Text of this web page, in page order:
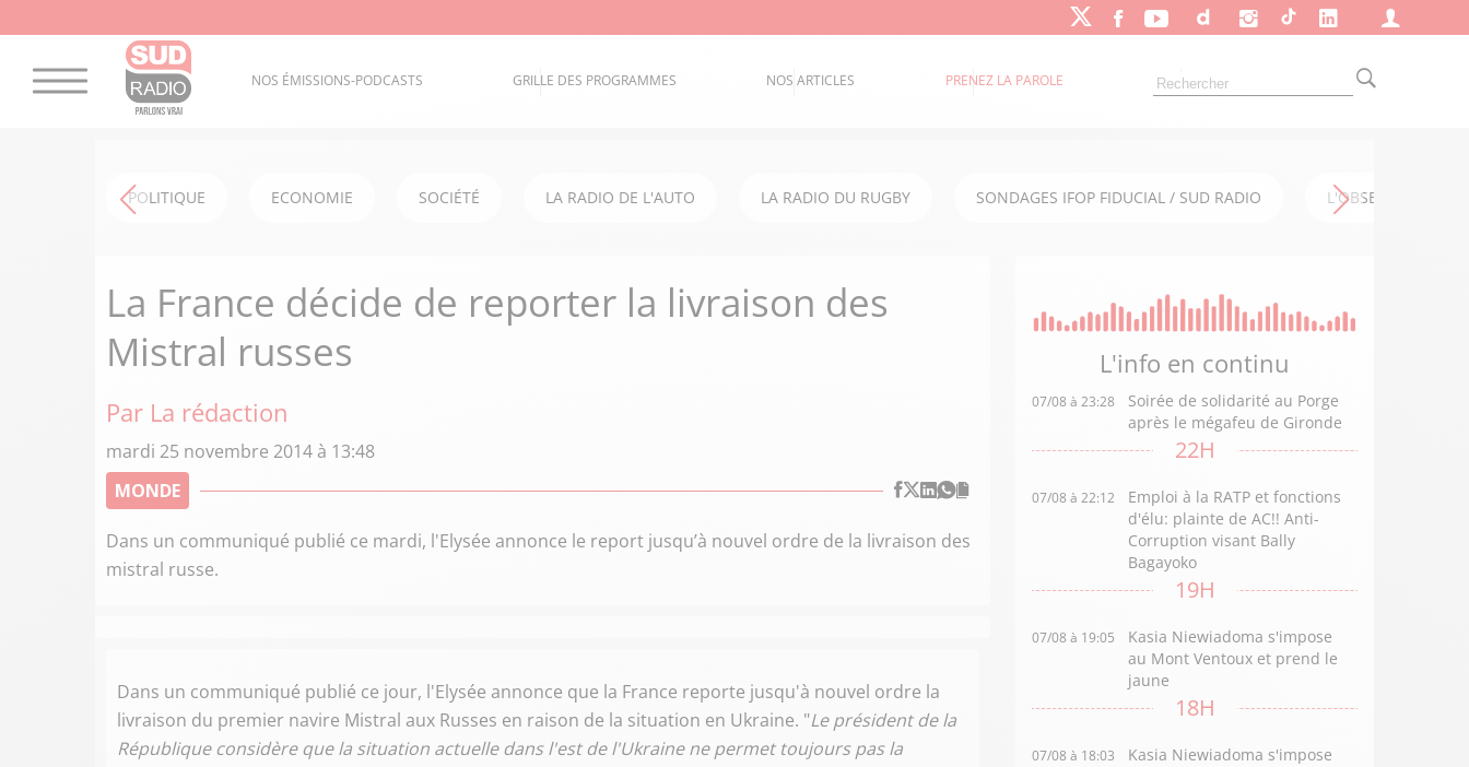
NOS ÉMISSIONS-PODCASTS GRILLE DES PROGRAMMES NOS ARTICLES PRENEZ LA PAROLE
POLITIQUE ECONOMIE SOCIÉTÉ LA RADIO DE L'AUTO LA RADIO DU RUGBY SONDAGES IFOP FIDUCIAL / SUD RADIO L'OBSERVATOIRE
La France décide de reporter la livraison des
Mistral russes
Par La rédaction
mardi 25 novembre 2014 à 13:48
MONDE
Dans un communiqué publié ce mardi, l'Elysée annonce le report jusqu’à nouvel ordre de la livraison des
mistral russe.
Dans un communiqué publié ce jour, l'Elysée annonce que la France reporte jusqu'à nouvel ordre la
livraison du premier navire Mistral aux Russes en raison de la situation en Ukraine. "Le président de la
République considère que la situation actuelle dans l'est de l'Ukraine ne permet toujours pas la
L'info en continu
07/08 à 23:28
Soirée de solidarité au Porge
après le mégafeu de Gironde
22H
07/08 à 22:12
Emploi à la RATP et fonctions
d'élu: plainte de AC!! Anti-
Corruption visant Bally
Bagayoko
19H
07/08 à 19:05
Kasia Niewiadoma s'impose
au Mont Ventoux et prend le
jaune
18H
07/08 à 18:03
Kasia Niewiadoma s'impose